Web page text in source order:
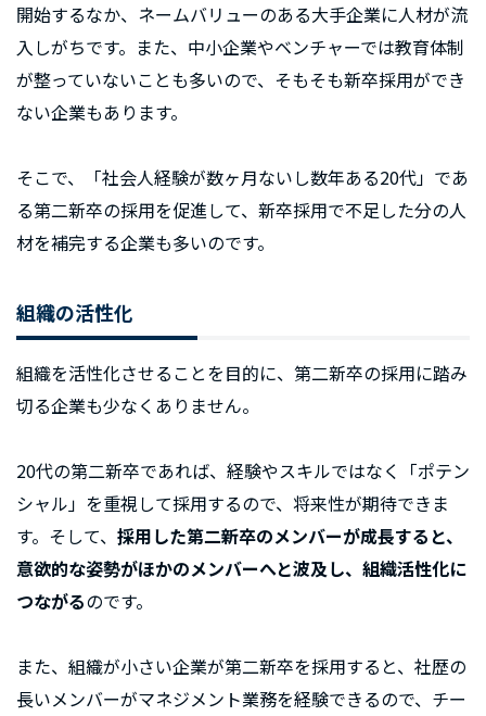
開始するなか、ネームバリューのある大手企業に人材が流
入しがちです。また、中小企業やベンチャーでは教育体制
が整っていないことも多いので、そもそも新卒採用ができ
ない企業もあります。
そこで、「社会人経験が数ヶ月ないし数年ある20代」であ
る第二新卒の採用を促進して、新卒採用で不足した分の人
材を補完する企業も多いのです。
組織の活性化
組織を活性化させることを目的に、第二新卒の採用に踏み
切る企業も少なくありません。
20代の第二新卒であれば、経験やスキルではなく「ポテン
シャル」を重視して採用するので、将来性が期待できま
す。そして、 採用した第二新卒のメンバーが成長すると、
意欲的な姿勢がほかのメンバーへと波及し、組織活性化に
つながるのです。
また、組織が小さい企業が第二新卒を採用すると、社歴の
長いメンバーがマネジメント業務を経験できるので、チー